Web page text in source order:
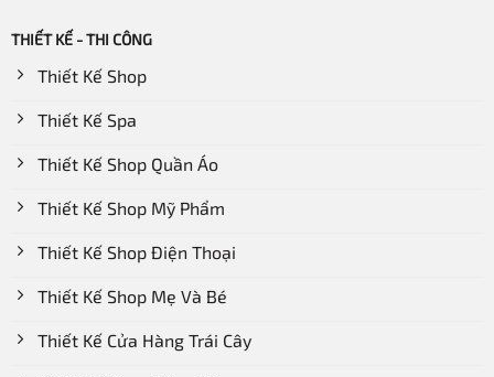
THIẾT KẾ - THI CÔNG
Thiết Kế Shop
Thiết Kế Spa
Thiết Kế Shop Quần Áo
Thiết Kế Shop Mỹ Phẩm
Thiết Kế Shop Điện Thoại
Thiết Kế Shop Mẹ Và Bé
Thiết Kế Cửa Hàng Trái Cây